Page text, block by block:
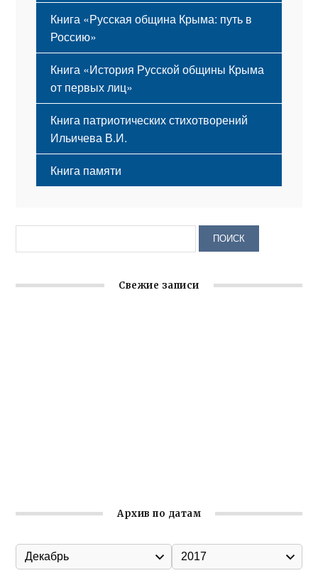
Книга «Русская община Крыма: путь в
Россию»
Книга «История Русской общины Крыма
от первых лиц»
Книга патриотических стихотворений
Ильичева В.И.
Книга памяти
Свежие записи
Архив по датам